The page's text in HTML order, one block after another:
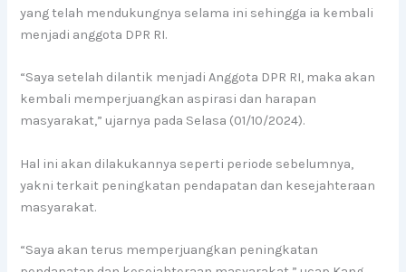
yang telah mendukungnya selama ini sehingga ia kembali
menjadi anggota DPR RI.
“Saya setelah dilantik menjadi Anggota DPR RI, maka akan
kembali memperjuangkan aspirasi dan harapan
masyarakat,” ujarnya pada Selasa (01/10/2024).
Hal ini akan dilakukannya seperti periode sebelumnya,
yakni terkait peningkatan pendapatan dan kesejahteraan
masyarakat.
“Saya akan terus memperjuangkan peningkatan